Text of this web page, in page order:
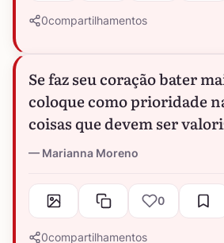
0compartilhamentos
Se faz seu coração bater
coloque como prioridade
coisas que devem ser
Marianna Moreno
0
0compartilhamentos